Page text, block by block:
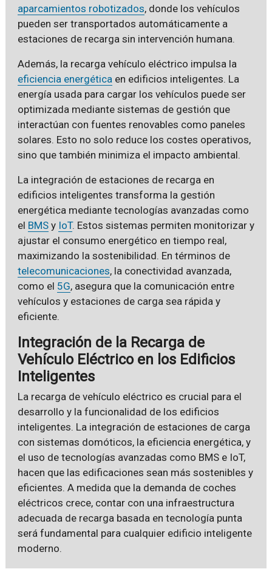
aparcamientos robotizados, donde los vehículos
pueden ser transportados automáticamente a
estaciones de recarga sin intervención humana.
Además, la recarga vehículo eléctrico impulsa la
eficiencia energética en edificios inteligentes. La
energía usada para cargar los vehículos puede ser
optimizada mediante sistemas de gestión que
interactúan con fuentes renovables como paneles
solares. Esto no solo reduce los costes operativos,
sino que también minimiza el impacto ambiental.
La integración de estaciones de recarga en
edificios inteligentes transforma la gestión
energética mediante tecnologías avanzadas como
el BMSy IoT. Estos sistemas permiten monitorizar y
ajustar el consumo energético en tiempo real,
maximizando la sostenibilidad. En términos de
telecomunicaciones, la conectividad avanzada,
como el 5G, asegura que la comunicación entre
vehículos y estaciones de carga sea rápida y
eficiente.
Integración de la Recarga de
Vehículo Eléctrico en los Edificios
Inteligentes
La recarga de vehículo eléctrico es crucial para el
desarrollo y la funcionalidad de los edificios
inteligentes. La integración de estaciones de carga
con sistemas domóticos, la eficiencia energética, y
el uso de tecnologías avanzadas como BMS e IoT,
hacen que las edificaciones sean más sostenibles y
eficientes. A medida que la demanda de coches
eléctricos crece, contar con una infraestructura
adecuada de recarga basada en tecnología punta
será fundamental para cualquier edificio inteligente
moderno.